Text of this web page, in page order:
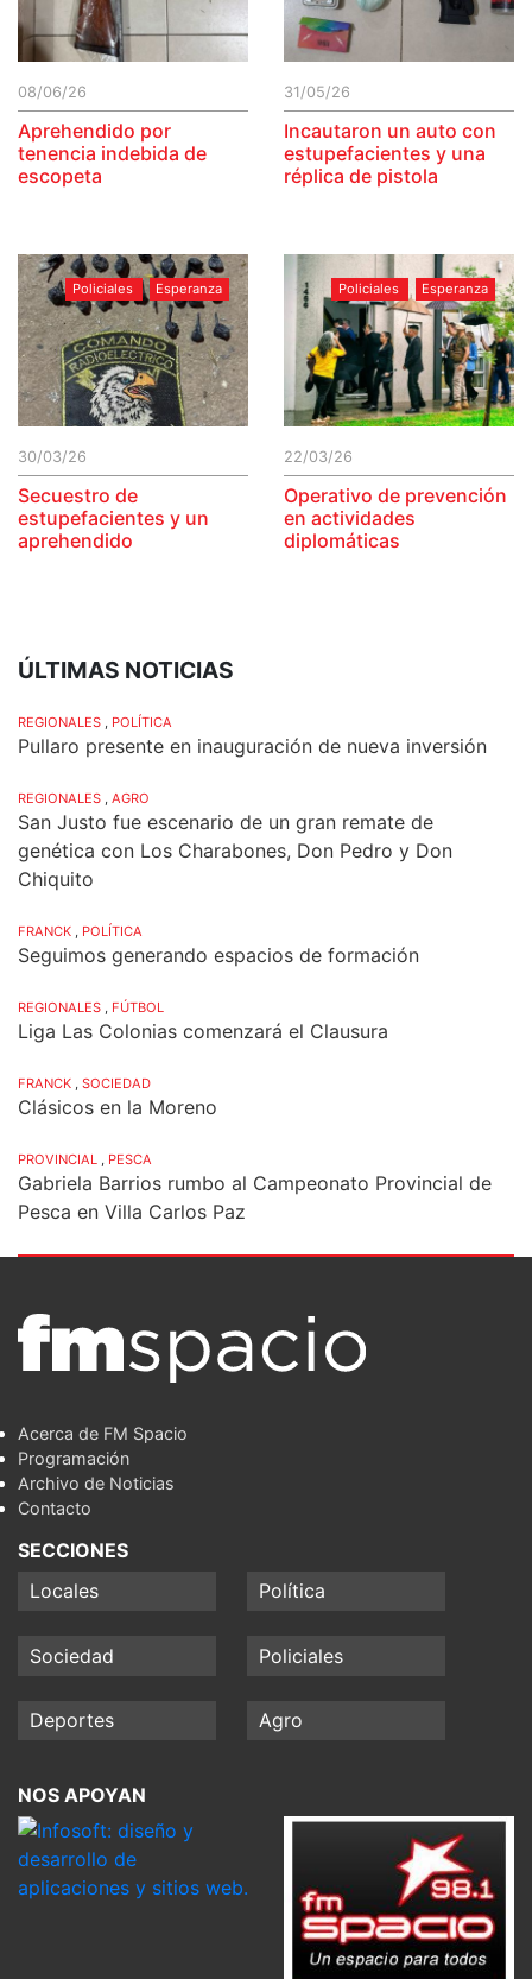
08/06/26
Aprehendido por
tenencia indebida de
escopeta
31/05/26
Incautaron un auto con
estupefacientes y una
réplica de pistola
Policiales Esperanza
30/03/26
Secuestro de
estupefacientes y un
aprehendido
Policiales Esperanza
22/03/26
Operativo de prevención
en actividades
diplomáticas
ÚLTIMAS NOTICIAS
REGIONALES , POLÍTICA
Pullaro presente en inauguración de nueva inversión
REGIONALES , AGRO
San Justo fue escenario de un gran remate de
genética con Los Charabones, Don Pedro y Don
Chiquito
FRANCK , POLÍTICA
Seguimos generando espacios de formación
REGIONALES , FÚTBOL
Liga Las Colonias comenzará el Clausura
FRANCK , SOCIEDAD
Clásicos en la Moreno
PROVINCIAL , PESCA
Gabriela Barrios rumbo al Campeonato Provincial de
Pesca en Villa Carlos Paz
Acerca de FM Spacio
Programación
Archivo de Noticias
Contacto
SECCIONES
Locales
Política
Sociedad Policiales
Deportes Agro
NOS APOYAN